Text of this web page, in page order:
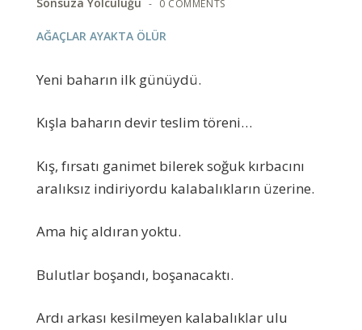
0 COMMENTS
AĞAÇLAR AYAKTA ÖLÜR
Yeni baharın ilk günüydü.
Kışla baharın devir teslim töreni…
Kış, fırsatı ganimet bilerek soğuk kırbacını
aralıksız indiriyordu kalabalıkların üzerine.
Ama hiç aldıran yoktu.
Bulutlar boşandı, boşanacaktı.
Ardı arkası kesilmeyen kalabalıklar ulu